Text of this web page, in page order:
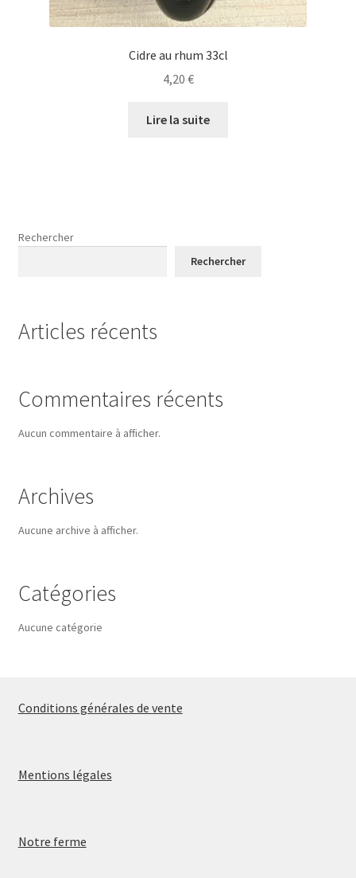
Cidre au rhum 33cl
4,20 €
Lire la suite
Rechercher
Rechercher
Articles récents
Commentaires récents
Aucun commentaire à afficher.
Archives
Aucune archive à afficher.
Catégories
Aucune catégorie
Conditions générales de vente
Mentions légales
Notre ferme